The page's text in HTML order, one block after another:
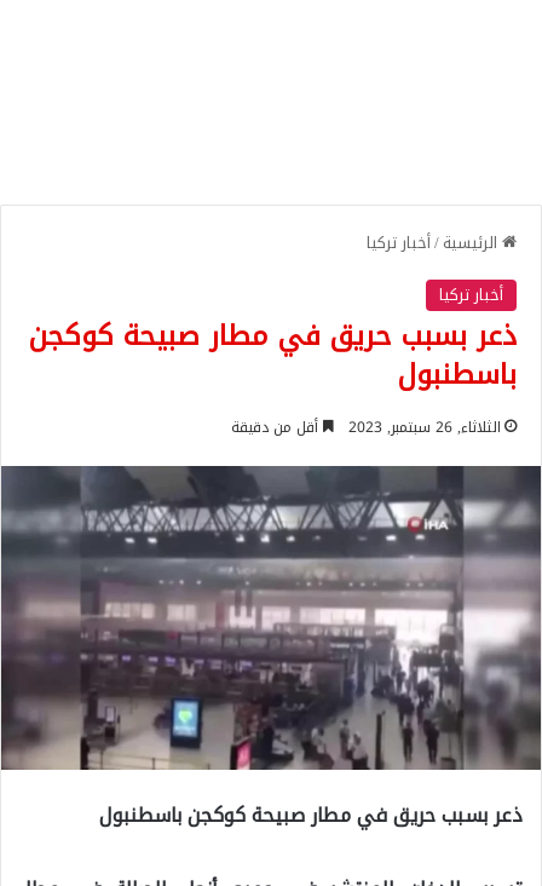
الرئيسية/أخبار تركيا
أخبار تركيا
ذعر بسبب حريق في مطار صبيحة كوكجن
باسطنبول
الثلاثاء, 26 سبتمبر, 2023 أقل من دقيقة
ذعر بسبب حريق في مطار صبيحة كوكجن باسطنبول